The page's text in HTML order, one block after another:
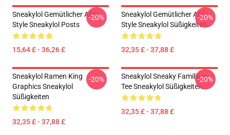
Sneakylol Gemütlicher ADC
Style Sneakylol Posts
15,64 £ - 36,26 £
-20%
Sneakylol Gemütlicher ADC
Style Sneakylol Süßigkeiten
32,35 £ - 37,88 £
-20%
Sneakylol Ramen King
Graphics Sneakylol
Süßigkeiten
32,35 £ - 37,88 £
-20%
Sneakylol Sneaky Familiäre
Tee Sneakylol Süßigkeiten
32,35 £ - 37,88 £
-20%